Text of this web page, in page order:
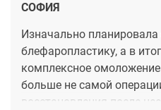
СОФИЯ
Изначально планировала
блефаропластику, а в
комплексное омоложение
больше не самой
восстановления после